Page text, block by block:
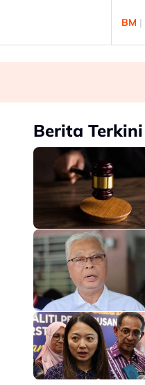
BM |
Berita Terkini